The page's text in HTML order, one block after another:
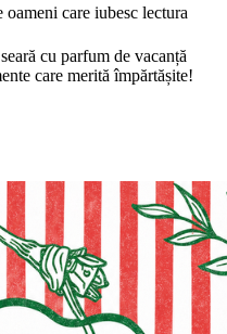
care iubesc lectura
cu parfum de vacanță
care merită împărtășite!